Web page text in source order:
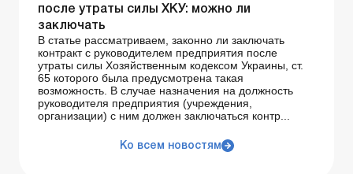
после утраты силы ХКУ: можно ли
заключать
В статье рассматриваем, законно ли заключать
контракт с руководителем предприятия после
утраты силы Хозяйственным кодексом Украины, ст.
65 которого была предусмотрена такая
возможность. В случае назначения на должность
руководителя предприятия (учреждения,
организации) с ним должен заключаться контр...
Ко всем новостям